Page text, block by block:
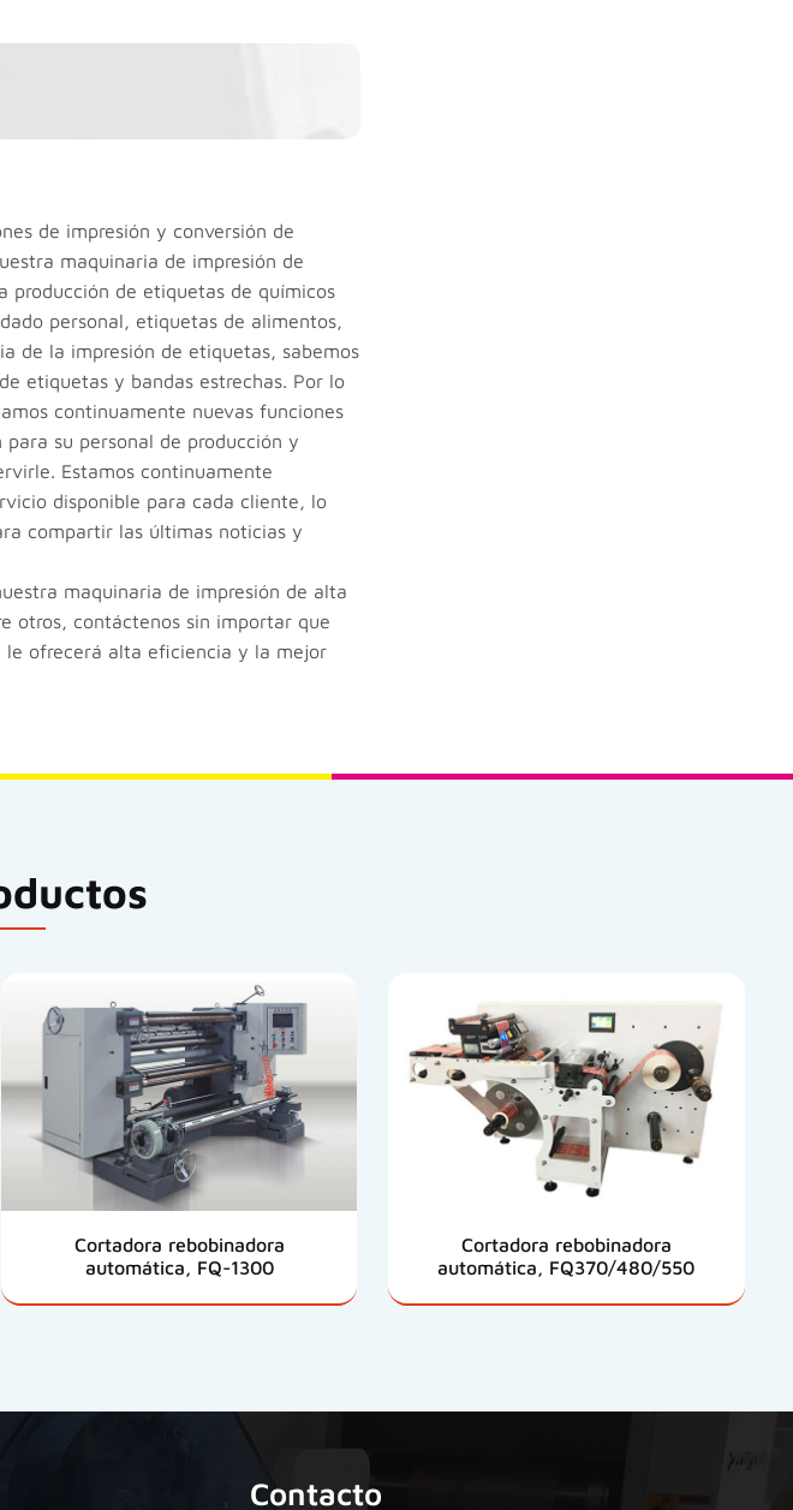
de impresión y conversión de
maquinaria de impresión de
producción de etiquetas de químicos
personal, etiquetas de alimentos,
de la impresión de etiquetas, sabemos
etiquetas y bandas estrechas. Por lo
continuamente nuevas funciones
su personal de producción y
Estamos continuamente
disponible para cada cliente, lo
compartir las últimas noticias y
maquinaria de impresión de alta
otros, contáctenos sin importar que
le ofrecerá alta eficiencia y la mejor
Cortadora rebobinadora
automática, FQ-1300
Cortadora rebobinadora
automática, FQ370/480/550
Contacto